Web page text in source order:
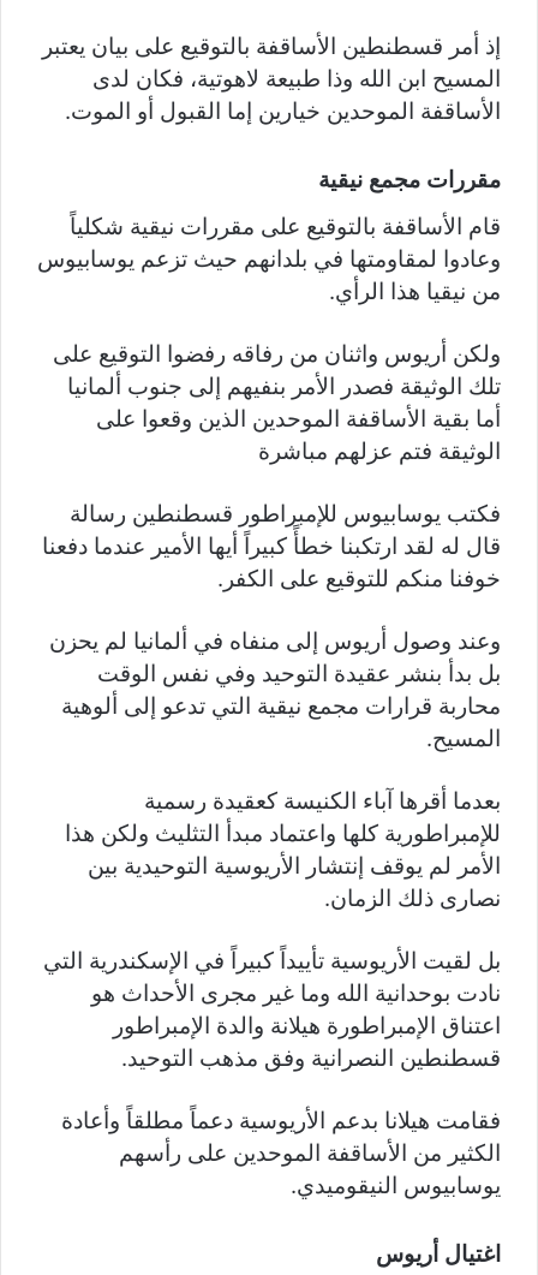
إذ أمر قسطنطين الأساقفة بالتوقيع على بيان يعتبر
المسيح ابن الله وذا طبيعة لاهوتية، فكان لدى
الأساقفة الموحدين خيارين إما القبول أو الموت.
مقررات مجمع نيقية
قام الأساقفة بالتوقيع على مقررات نيقية شكلياً
وعادوا لمقاومتها في بلدانهم حيث تزعم يوسابيوس
من نيقيا هذا الرأي.
ولكن أريوس واثنان من رفاقه رفضوا التوقيع على
تلك الوثيقة فصدر الأمر بنفيهم إلى جنوب ألمانيا
أما بقية الأساقفة الموحدين الذين وقعوا على
الوثيقة فتم عزلهم مباشرة
فكتب يوسابيوس للإمبراطور قسطنطين رسالة
قال له لقد ارتكبنا خطأً كبيراً أيها الأمير عندما دفعنا
خوفنا منكم للتوقيع على الكفر.
وعند وصول أريوس إلى منفاه في ألمانيا لم يحزن
بل بدأ بنشر عقيدة التوحيد وفي نفس الوقت
محاربة قرارات مجمع نيقية التي تدعو إلى ألوهية
المسيح.
بعدما أقرها آباء الكنيسة كعقيدة رسمية
للإمبراطورية كلها واعتماد مبدأ التثليث ولكن هذا
الأمر لم يوقف إنتشار الأريوسية التوحيدية بين
نصارى ذلك الزمان.
بل لقيت الأريوسية تأييداً كبيراً في الإسكندرية التي
نادت بوحدانية الله وما غير مجرى الأحداث هو
اعتناق الإمبراطورة هيلانة والدة الإمبراطور
قسطنطين النصرانية وفق مذهب التوحيد.
فقامت هيلانا بدعم الأريوسية دعماً مطلقاً وأعادة
الكثير من الأساقفة الموحدين على رأسهم
يوسابيوس النيقوميدي.
اغتيال أريوس